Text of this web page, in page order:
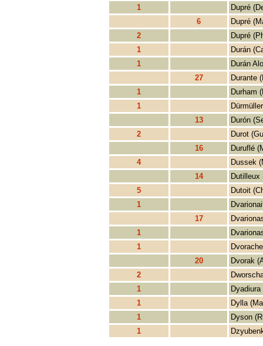
1
Dupré
6
Dupré
2
Dupré
1
Durán
1
Durán
27
Durante
1
Durham
1
13
Durón
2
Durot
16
Duruflé
4
Dussek
14
Dutilleux
5
Dutoit
1
17
1
1
20
Dvorak
2
1
1
Dylla
1
Dyson
1